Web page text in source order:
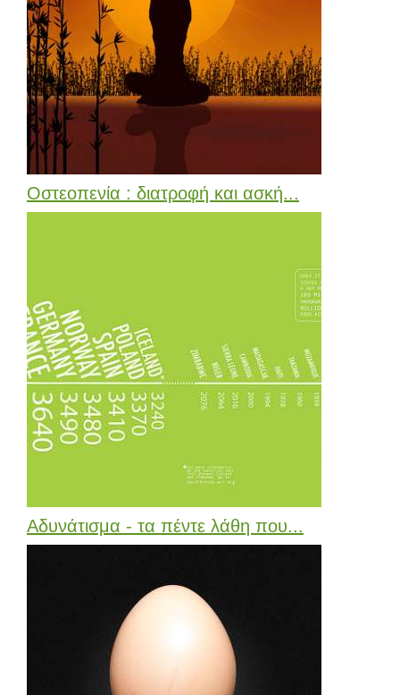
Οστεοπενία : διατροφή και ασκή...
Αδυνάτισμα - τα πέντε λάθη που...